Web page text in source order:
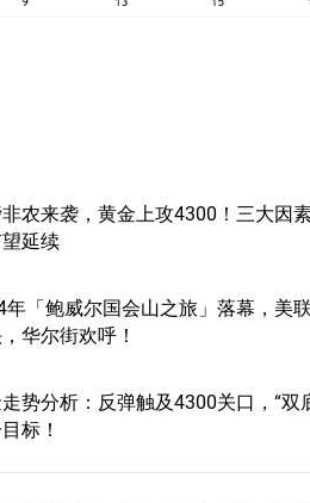
农来袭，黄金上攻4300！三大因
延续
年「鲍威尔国会山之旅」落幕，美
华尔街欢呼！
势分析：反弹触及4300关口，“双
标！